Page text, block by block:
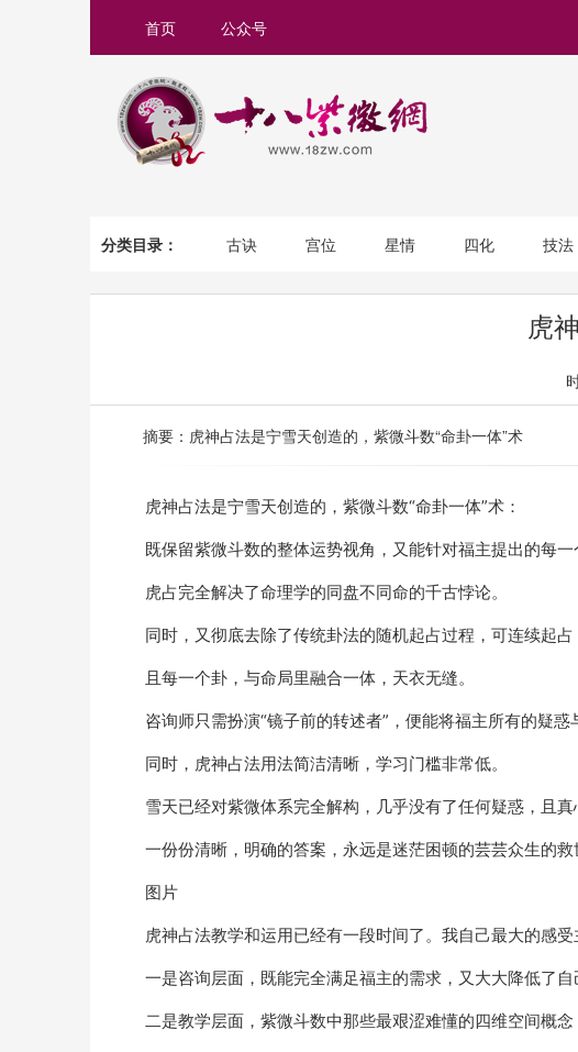
首页 公众号
分类目录： 古诀 宫位 星情 四化 技法
虎
摘要：虎神占法是宁雪天创造的，紫微斗数“命卦一体”术
虎神占法是宁雪天创造的，紫微斗数“命卦一体”术：
既保留紫微斗数的整体运势视角，又能针对福主提出的每
虎占完全解决了命理学的同盘不同命的千古悖论。
同时，又彻底去除了传统卦法的随机起占过程，可连续起占
且每一个卦，与命局里融合一体，天衣无缝。
咨询师只需扮演“镜子前的转述者”，便能将福主所有的疑
同时，虎神占法用法简洁清晰，学习门槛非常低。
雪天已经对紫微体系完全解构，几乎没有了任何疑惑，且
一份份清晰，明确的答案，永远是迷茫困顿的芸芸众生的救
图片
虎神占法教学和运用已经有一段时间了。我自己最大的感受
一是咨询层面，既能完全满足福主的需求，又大大降低了自
二是教学层面，紫微斗数中那些最艰涩难懂的四维空间概